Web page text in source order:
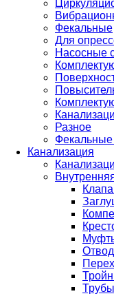
Фекальные
Для
Насосные
Разное
Канализация
Трубы